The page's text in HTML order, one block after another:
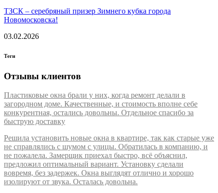
ТЗСК – серебряный призер Зимнего кубка города
Новомосковска!
03.02.2026
Теги
Отзывы клиентов
Пластиковые окна брали у них, когда ремонт делали в
загородном доме. Качественные, и стоимость вполне себе
конкурентная, остались довольны. Отдельное спасибо за
быструю доставку
Решила установить новые окна в квартире, так как старые уже
не справлялись с шумом с улицы. Обратилась в компанию, и
не пожалела. Замерщик приехал быстро, всё объяснил,
предложил оптимальный вариант. Установку сделали
вовремя, без задержек. Окна выглядят отлично и хорошо
изолируют от звука. Осталась довольна.